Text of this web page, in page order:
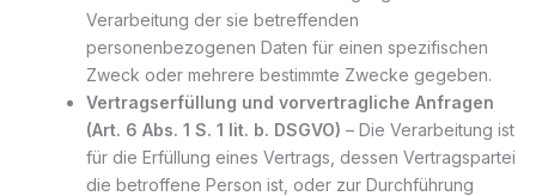
Verarbeitung der sie betreffenden
personenbezogenen Daten für einen spezifischen
Zweck oder mehrere bestimmte Zwecke gegeben.
Vertragserfüllung und vorvertragliche Anfragen
(Art. 6 Abs. 1 S. 1 lit. b. DSGVO) – Die Verarbeitung ist
für die Erfüllung eines Vertrags, dessen Vertragspartei
die betroffene Person ist, oder zur Durchführung